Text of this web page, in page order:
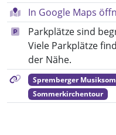
In Google Maps
Parkplätze sind
Viele Parkplätze
der Nähe.
Spremberger
Sommerkirchentour